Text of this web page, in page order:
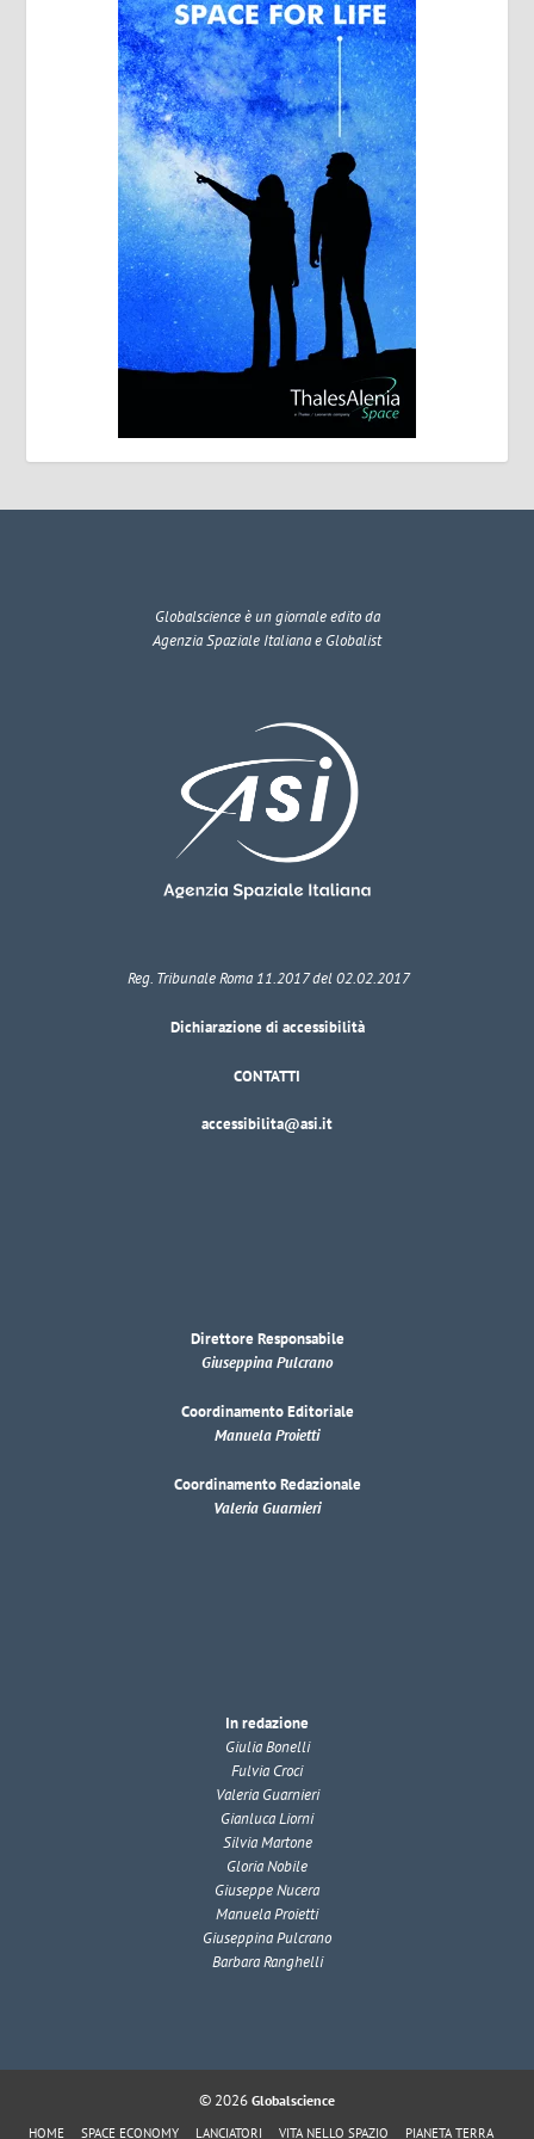
Globalscienceè un giornale edito da
Agenzia Spaziale Italiana e Globalist
Reg. Tribunale Roma 11.2017 del 02.02.2017
Dichiarazione di accessibilità
CONTATTI
accessibilita@asi.it
Direttore Responsabile
Giuseppina Pulcrano
Coordinamento Editoriale
Manuela Proietti
Coordinamento Redazionale
Valeria Guarnieri
In redazione
Giulia Bonelli
Fulvia Croci
Valeria Guarnieri
Gianluca Liorni
Silvia Martone
Gloria Nobile
Giuseppe Nucera
Manuela Proietti
Giuseppina Pulcrano
Barbara Ranghelli
© 2026 Globalscience
HOME SPACE ECONOMY LANCIATORI VITA NELLO SPAZIO PIANETA TERRA